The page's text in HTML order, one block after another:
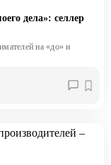
дела»: селлер
на «до» и